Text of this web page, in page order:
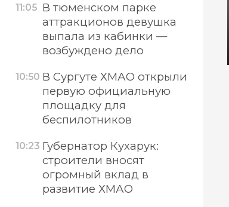
11:05 В тюменском парке
аттракционов девушка
выпала из кабинки —
возбуждено дело
10:50 В Сургуте ХМАО открыли
первую официальную
площадку для
беспилотников
10:23 Губернатор Кухарук:
строители вносят
огромный вклад в
развитие ХМАО